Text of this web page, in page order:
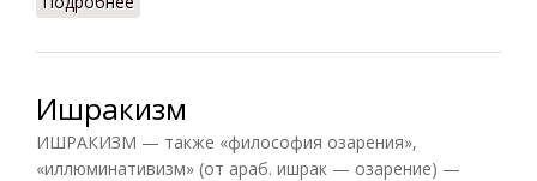
Ишракизм
ИШРАКИЗМ — также «философия озарения»,
«иллюминативизм» (от араб. ишрак — озарение) —